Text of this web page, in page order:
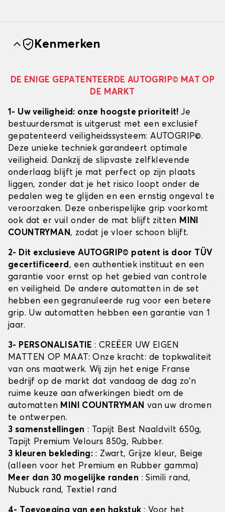
Kenmerken
DE ENIGE GEPATENTEERDE AUTOGRIP© MAT OP
DE MARKT
1- Uw veiligheid: onze hoogste prioriteit!Je
bestuurdersmat is uitgerust met een exclusief
gepatenteerd veiligheidssysteem: AUTOGRIP©.
Deze unieke techniek garandeert optimale
veiligheid. Dankzij de slipvaste zelfklevende
onderlaag blijft je mat perfect op zijn plaats
liggen, zonder dat je het risico loopt onder de
pedalen weg te glijden en een ernstig ongeval te
veroorzaken. Deze onberispelijke grip voorkomt
ook dat er vuil onder de mat blijft zitten MINI
COUNTRYMAN, zodat je vloer schoon blijft.
2- Dit exclusieve AUTOGRIP© patent is door TÜV
gecertificeerd, een authentiek instituut en een
garantie voor ernst op het gebied van controle
en veiligheid. De andere automatten in de set
hebben een gegranuleerde rug voor een betere
grip. Uw automatten hebben een garantie van 1
jaar.
3- PERSONALISATIE: CREËER UW EIGEN
MATTEN OP MAAT: Onze kracht: de topkwaliteit
van ons maatwerk. Wij zijn het enige Franse
bedrijf op de markt dat vandaag de dag zo'n
ruime keuze aan afwerkingen biedt om de
automatten MINI COUNTRYMAN van uw dromen
te ontwerpen.
3 samenstellingen : Tapijt Best Naaldvilt 650g,
Tapijt Premium Velours 850g, Rubber.
3 kleuren bekleding: : Zwart, Grijze kleur, Beige
(alleen voor het Premium en Rubber gamma)
Meer dan 30 mogelijke randen : Simili rand,
Nubuck rand, Textiel rand